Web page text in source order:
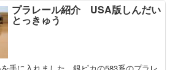
プラレール紹介 USA版しんだい
とっきゅう